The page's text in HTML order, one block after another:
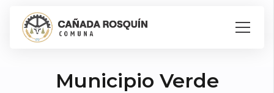
Municipio Verde